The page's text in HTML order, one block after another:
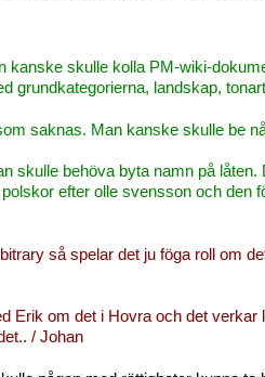
skulle kolla PM-wiki-
grundkategorierna, landskap,
saknas. Man kanske skulle be
skulle behöva byta namn på
efter olle svensson och
så spelar det ju föga roll om
Erik om det i Hovra och det
/ Johan